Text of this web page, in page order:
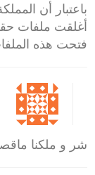
باعتبار أن
فتحت هذه
شر و ملكنا